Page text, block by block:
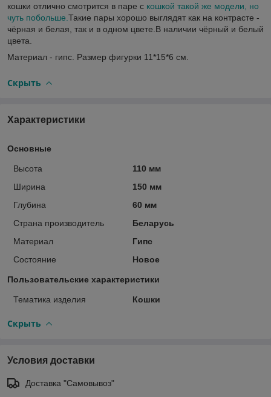
кошки отлично смотрится в паре с кошкой такой же модели, но
чуть побольше. Такие пары хорошо выглядят как на контрасте -
чёрная и белая, так и в одном цвете.В наличии чёрный и белый
цвета.
Материал - гипс. Размер фигурки 11*15*6 см.
Скрыть
Характеристики
Основные
Высота
110 мм
Ширина
150 мм
Глубина
60 мм
Страна производитель
Беларусь
Материал
Гипс
Состояние
Новое
Пользовательские характеристики
Тематика изделия Кошки
Скрыть
Условия доставки
Доставка "Самовывоз"